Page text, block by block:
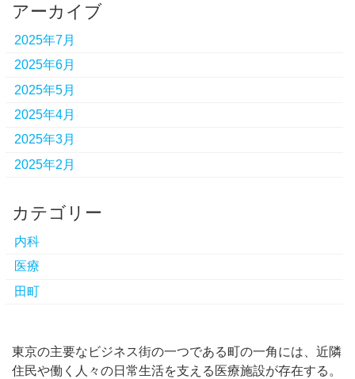
アーカイブ
2025年7月
2025年6月
2025年5月
2025年4月
2025年3月
2025年2月
カテゴリー
内科
医療
田町
東京の主要なビジネス街の一つである町の一角には、近隣
住民や働く人々の日常生活を支える医療施設が存在する。